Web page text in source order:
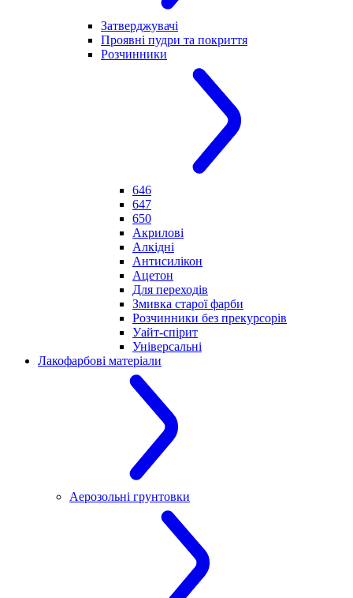
Затверджувачі
Проявні пудри та покриття
Розчинники
646
647
650
Акрилові
Алкідні
Антисилікон
Ацетон
Для переходів
Змивка старої фарби
Розчинники без прекурсорів
Уайт-спірит
Універсальні
Лакофарбові матеріали
Аерозольні грунтовки